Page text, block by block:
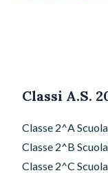
Classi A.S.
Classe 2^A
Classe 2^B
Classe 2^C